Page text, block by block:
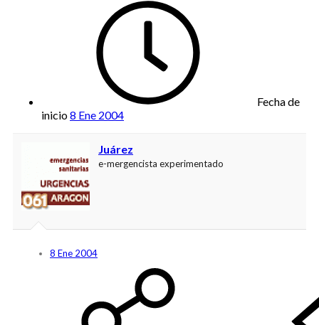
Fecha de
inicio8 Ene 2004
Juárez
e-mergencista experimentado
8 Ene 2004